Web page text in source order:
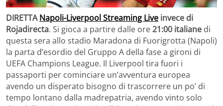
DIRETTANapoli-Liverpool Streaming Live invece di
Rojadirecta. Si gioca a partire dalle ore21:00 italiane di
questa sera allo stadio Maradona di Fuorigrotta (Napoli)
la parta d’esordio del Gruppo A della fase a gironi di
UEFA Champions League. Il Liverpool tira fuori i
passaporti per cominciare un’avventura europea
avendo un disperato bisogno di trascorrere un po’ di
tempo lontano dalla madrepatria, avendo vinto solo